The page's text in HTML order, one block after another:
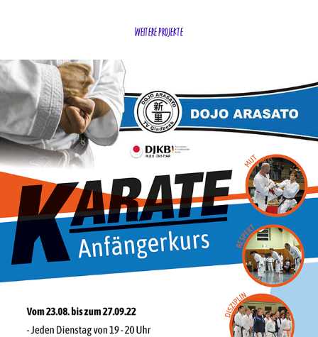
weitere projekte
TV Arasato Gladbeck